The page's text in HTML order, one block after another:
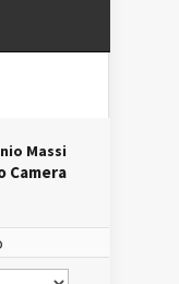
Massi
Camera